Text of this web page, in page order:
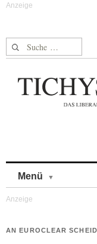
Suche nach:
Menü
AN EUROCLEAR